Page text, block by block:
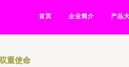
首页 企业简介 产品
重使命